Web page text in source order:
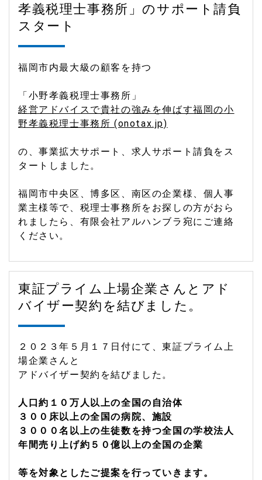
孝義税理士事務所」のサポート請負
スタート
福岡市内最大級の顧客を持つ
「小野孝義税理士事務所」
経営アドバイスで貴社の強みを伸ばす福岡の小
野孝義税理士事務所 (onotax.jp)
の、事業拡大サポート、求人サポート請負をス
タートしました。
福岡市中央区、博多区、南区の企業様、個人事
業主様等で、税理士事務所をお探しの方がおら
れましたら、有限会社アルハンブラ宛にご連絡
ください。
東証プライム上場企業さんとアド
バイザー契約を結びました。
２０２３年５月１７日付にて、東証プライム上
場企業さんと
アドバイザー契約を結びました。
人口約１０万人以上の全国の自治体
３００床以上の全国の病院、施設
３０００名以上の生徒数を持つ全国の学校法人
年間売り上げ約５０億以上の全国の企業
等を対象としたご提案を行っていきます。